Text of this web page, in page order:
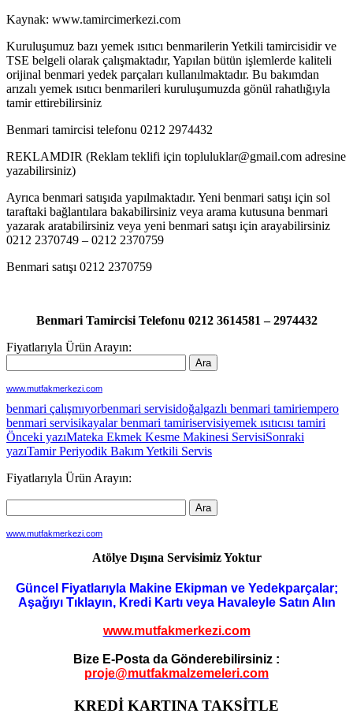
Kaynak: www.tamircimerkezi.com
Kuruluşumuz bazı yemek ısıtıcı benmarilerin Yetkili tamircisidir ve
TSE belgeli olarak çalışmaktadır, Yapılan bütün işlemlerde kaliteli
orijinal benmari yedek parçaları kullanılmaktadır. Bu bakımdan
arızalı yemek ısıtıcı benmarileri kuruluşumuzda gönül rahatlığıyla
tamir ettirebilirsiniz
Benmari tamircisi telefonu 0212 2974432
REKLAMDIR (Reklam teklifi için topluluklar@gmail.com adresine
yazabilirsiniz)
Ayrıca benmari satışıda yapılmaktadır. Yeni benmari satışı için sol
taraftaki bağlantılara bakabilirsiniz veya arama kutusuna benmari
yazarak aratabilirsiniz veya yeni benmari satışı için arayabilirsiniz
0212 2370749 – 0212 2370759
Benmari satışı 0212 2370759
Benmari Tamircisi Telefonu 0212 3614581 – 2974432
Fiyatlarıyla Ürün Arayın:
www.mutfakmerkezi.com
benmari çalışmıyorbenmari servisidoğalgazlı benmari tamiriempero
benmari servisikayalar benmari tamiriservisiyemek ısıtıcısı tamiri
Yazı
dolaşımı
Önceki yazıMateka Ekmek Kesme Makinesi ServisiSonraki
yazıTamir Periyodik Bakım Yetkili Servis
Fiyatlarıyla Ürün Arayın:
www.mutfakmerkezi.com
Atölye Dışına Servisimiz Yoktur
Güncel Fiyatlarıyla Makine Ekipman ve Yedekparçalar;
Aşağıyı Tıklayın, Kredi Kartı veya Havaleyle Satın Alın
www.mutfakmerkezi.com
Bize E-Posta da Gönderebilirsiniz :
proje@mutfakmalzemeleri.com
KREDİ KARTINA TAKSİTLE